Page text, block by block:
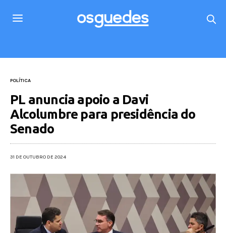
POLÍTICA
PL anuncia apoio a Davi
Alcolumbre para presidência do
Senado
31 DE OUTUBRO DE 2024